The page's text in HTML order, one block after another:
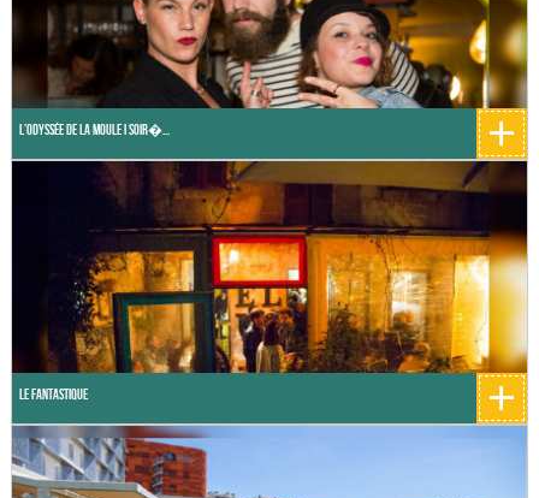
L'odyssée de la Moule I Soir�... +
Le Fantastique +